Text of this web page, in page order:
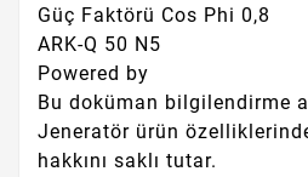
Güç Faktörü Cos Phi 0,8
ARK-Q 50 N5
Powered by
Bu doküman bilgilendirme
Jeneratör ürün
hakkını saklı tutar.